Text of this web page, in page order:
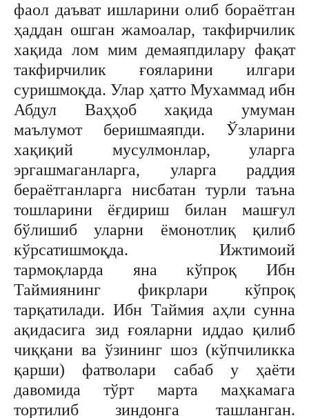
фаол даъват ишларини олиб бораётган
ҳаддан ошган жамоалар, такфирчилик
хақида лом мим демаяпдилару фақат
такфирчилик ғояларини илгари
суришмоқда. Улар ҳатто Мухаммад ибн
Абдул Ваҳҳоб хақида умуман
маълумот беришмаяпди. Ўзларини
хақиқий мусулмонлар, уларга
эргашмаганларга, уларга раддия
бераётганларга нисбатан турли таъна
тошларини ёғдириш билан машғул
бўлишиб уларни ёмонотлиқ қилиб
кўрсатишмоқда. Ижтимоий
тармоқларда яна кўпроқ Ибн
Таймиянинг фикрлари кўпроқ
тарқатилади. Ибн Таймия аҳли сунна
ақидасига зид ғояларни иддао қилиб
чиққани ва ўзининг шоз (кўпчиликка
қарши) фатволари сабаб у ҳаёти
давомида тўрт марта маҳкамага
тортилиб зиндонга ташланган.